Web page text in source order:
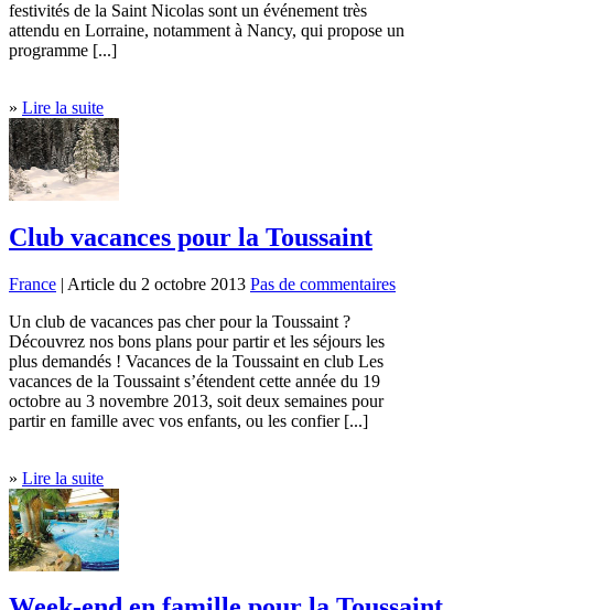
festivités de la Saint Nicolas sont un événement très
attendu en Lorraine, notamment à Nancy, qui propose un
programme [...]
» Lire la suite
Club vacances pour la Toussaint
France | Article du 2 octobre 2013 Pas de commentaires
Un club de vacances pas cher pour la Toussaint ?
Découvrez nos bons plans pour partir et les séjours les
plus demandés ! Vacances de la Toussaint en club Les
vacances de la Toussaint s’étendent cette année du 19
octobre au 3 novembre 2013, soit deux semaines pour
partir en famille avec vos enfants, ou les confier [...]
» Lire la suite